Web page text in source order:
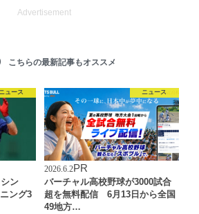
Advertisement
こちらの最新記事もオススメ
ュース
ン
ング3
ニュース
2026.6.2PR
バーチャル高校野球が3000試合
超を無料配信 6月13日から全国
49地方…